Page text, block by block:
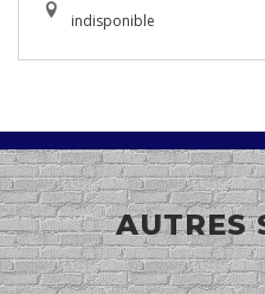
indisponible
AUTRES